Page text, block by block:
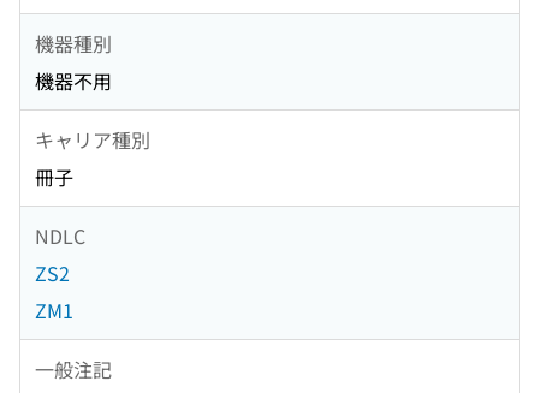
機器種別
機器不用
キャリア種別
冊子
NDLC
ZS2
ZM1
一般注記